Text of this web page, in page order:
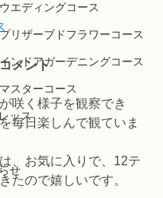
エディングコース
リザーブドフラワーコース
ンドアガーデニングコース
スターコース
ッス
せ
メント
咲く様子を観察でき
毎日楽しんで観ていま
、お気に入りで、12テ
たので嬉しいです。